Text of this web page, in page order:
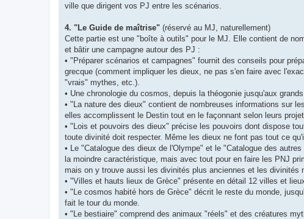
ville que dirigent vos PJ entre les scénarios.
4. "Le Guide de maîtrise" (réservé au MJ, naturellement)
Cette partie est une "boîte à outils" pour le MJ. Elle contient de
et bâtir une campagne autour des PJ :
• "Préparer scénarios et campagnes" fournit des conseils pour
grecque (comment impliquer les dieux, ne pas s'en faire avec
"vrais" mythes, etc.).
• Une chronologie du cosmos, depuis la théogonie jusqu'aux
• "La nature des dieux" contient de nombreuses informations sur
elles accomplissent le Destin tout en le façonnant selon leurs
• "Lois et pouvoirs des dieux" précise les pouvoirs dont dispose
toute divinité doit respecter. Même les dieux ne font pas tout ce
• Le "Catalogue des dieux de l'Olympe" et le "Catalogue des
la moindre caractéristique, mais avec tout pour en faire les PNJ
mais on y trouve aussi les divinités plus anciennes et les divinités
• "Villes et hauts lieux de Grèce" présente en détail 12 villes et
• "Le cosmos habité hors de Grèce" décrit le reste du monde,
fait le tour du monde.
• "Le bestiaire" comprend des animaux "réels" et des créatures